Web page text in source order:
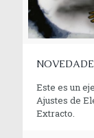
Este es un
Ajustes de
Extracto.